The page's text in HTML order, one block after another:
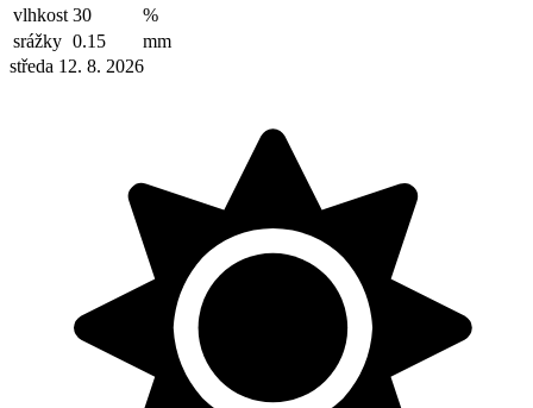
vlhkost 30
%
srážky 0.15
mm
středa 12. 8. 2026